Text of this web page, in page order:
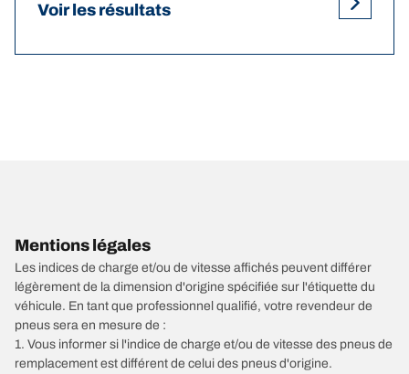
Voir les résultats
Mentions légales
Les indices de charge et/ou de vitesse affichés peuvent différer
légèrement de la dimension d'origine spécifiée sur l'étiquette du
véhicule. En tant que professionnel qualifié, votre revendeur de
pneus sera en mesure de :
1. Vous informer si l'indice de charge et/ou de vitesse des pneus de
remplacement est différent de celui des pneus d'origine.